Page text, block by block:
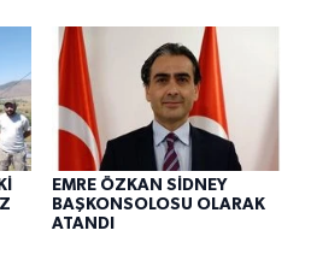
EMRE ÖZKAN SİDNEY
BAŞKONSOLOSU OLARAK
ATANDI